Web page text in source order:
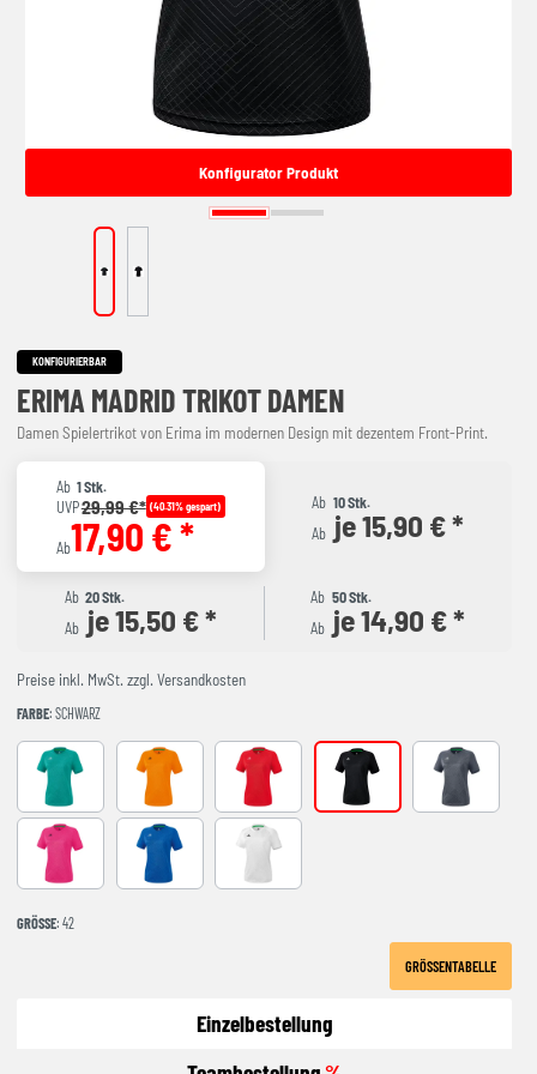
Konfigurator Produkt
KONFIGURIERBAR
ERIMA MADRID TRIKOT DAMEN
Damen Spielertrikot von Erima im modernen Design mit dezentem Front-Print.
Ab 1 Stk.
UVP29,99 €* (40.31% gespart)
Ab17,90 € *
Ab 10 Stk.
Ab je 15,90 € *
Ab 20 Stk.
Ab je 15,50 € *
Ab 50 Stk.
Ab je 14,90 € *
Preise inkl. MwSt. zzgl. Versandkosten
FARBE: SCHWARZ
columbia new orange rot schwarz slate grey
PINK GLO new royal weiß
GRÖSSE : 42
GRÖSSENTABELLE
Einzelbestellung